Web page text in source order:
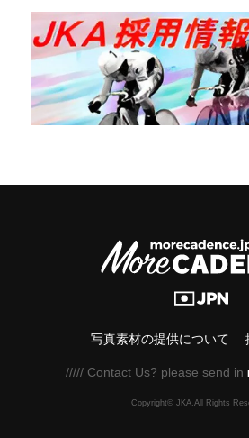
写真素材の提供について
///// Contact Us? please send in
Copyright© JKA.All Rights